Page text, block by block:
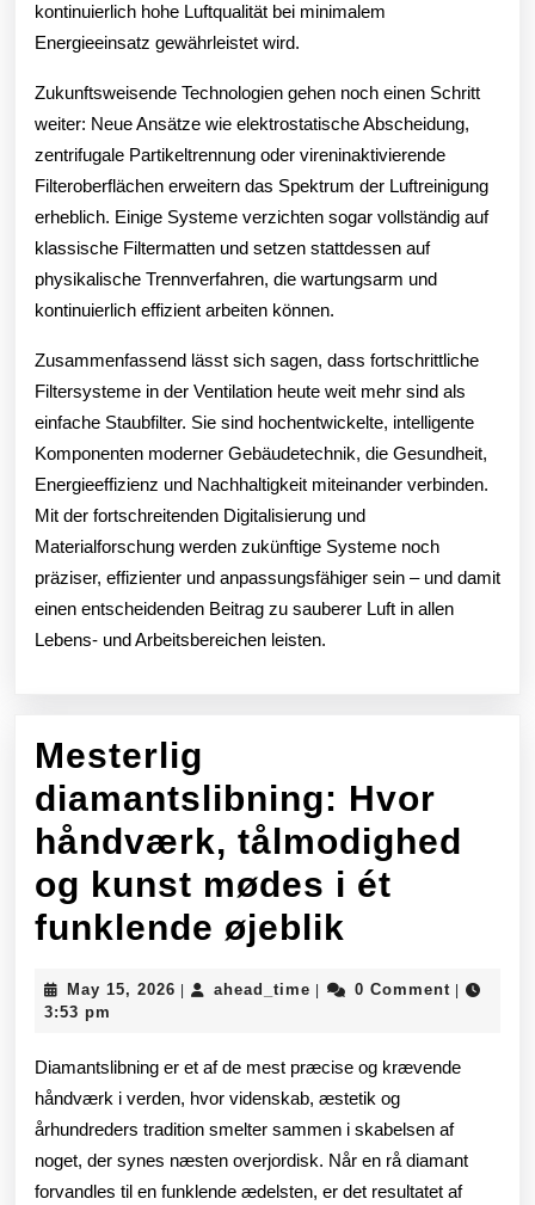
kontinuierlich hohe Luftqualität bei minimalem
Energieeinsatz gewährleistet wird.
Zukunftsweisende Technologien gehen noch einen Schritt
weiter: Neue Ansätze wie elektrostatische Abscheidung,
zentrifugale Partikeltrennung oder vireninaktivierende
Filteroberflächen erweitern das Spektrum der Luftreinigung
erheblich. Einige Systeme verzichten sogar vollständig auf
klassische Filtermatten und setzen stattdessen auf
physikalische Trennverfahren, die wartungsarm und
kontinuierlich effizient arbeiten können.
Zusammenfassend lässt sich sagen, dass fortschrittliche
Filtersysteme in der Ventilation heute weit mehr sind als
einfache Staubfilter. Sie sind hochentwickelte, intelligente
Komponenten moderner Gebäudetechnik, die Gesundheit,
Energieeffizienz und Nachhaltigkeit miteinander verbinden.
Mit der fortschreitenden Digitalisierung und
Materialforschung werden zukünftige Systeme noch
präziser, effizienter und anpassungsfähiger sein – und damit
einen entscheidenden Beitrag zu sauberer Luft in allen
Lebens- und Arbeitsbereichen leisten.
Mesterlig
diamantslibning: Hvor
håndværk, tålmodighed
og kunst mødes i ét
funklende øjeblik
håndværk,
og
kunst
May 15, 2026 May
ahead_time ahead_time
0 Comment
3:53 pm
Diamantslibning er et af de mest præcise og krævende
håndværk i verden, hvor videnskab, æstetik og
århundreders tradition smelter sammen i skabelsen af
noget, der synes næsten overjordisk. Når en rå diamant
forvandles til en funklende ædelsten, er det resultatet af